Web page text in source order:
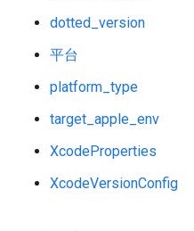
dotted_version
平台
platform_type
target_apple_env
XcodeProperties
XcodeVersionConfig